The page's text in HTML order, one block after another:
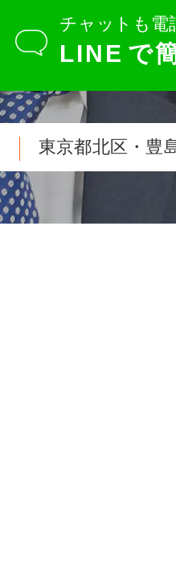
チャットも電
LINE で
東京都北区・豊